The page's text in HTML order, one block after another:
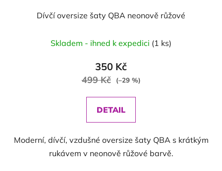
Dívčí oversize šaty QBA neonově růžové
Skladem - ihned k expedici (1 ks)
350 Kč
499 Kč (–29 %)
DETAIL
Moderní, dívčí, vzdušné oversize šaty QBA s krátkým
rukávem v neonově růžové barvě.